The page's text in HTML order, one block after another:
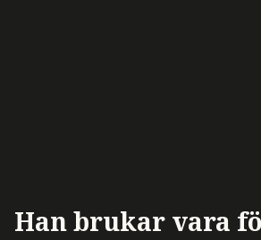
Han brukar vara